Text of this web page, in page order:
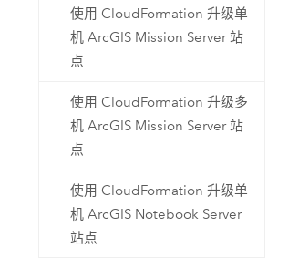
使用 CloudFormation 升级单
机 ArcGIS Mission Server 站
点
使用 CloudFormation 升级多
机 ArcGIS Mission Server 站
点
使用 CloudFormation 升级单
机 ArcGIS Notebook Server
站点